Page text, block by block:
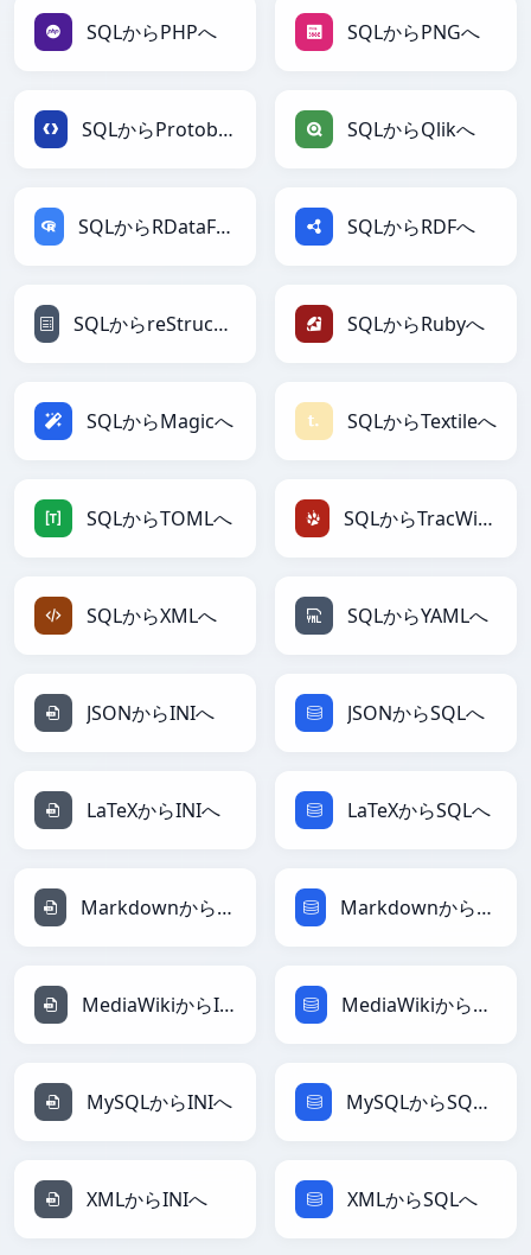
SQLからPHPへ SQLからPNGへ
SQLからProtobufへ SQLからQlikへ
SQLからRDataFrameへ SQLからRDFへ
SQLからreStructuredTextへ SQLからRubyへ
SQLからMagicへ SQLからTextileへ
SQLからTOMLへ SQLからTracWikiへ
SQLからXMLへ SQLからYAMLへ
JSONからINIへ JSONからSQLへ
LaTeXからINIへ LaTeXからSQLへ
MarkdownからINIへ MarkdownからSQLへ
MediaWikiからINIへ MediaWikiからSQLへ
MySQLからINIへ MySQLからSQLへ
XMLからINIへ XMLからSQLへ